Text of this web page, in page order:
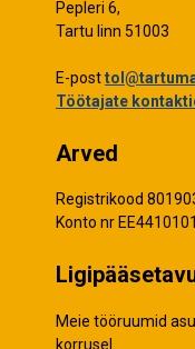
Pepleri 6,
Tartu linn 51003
E-post
Töötajate
Arved
Registrikood
Konto nr
Meie tööruumid
korrusel.